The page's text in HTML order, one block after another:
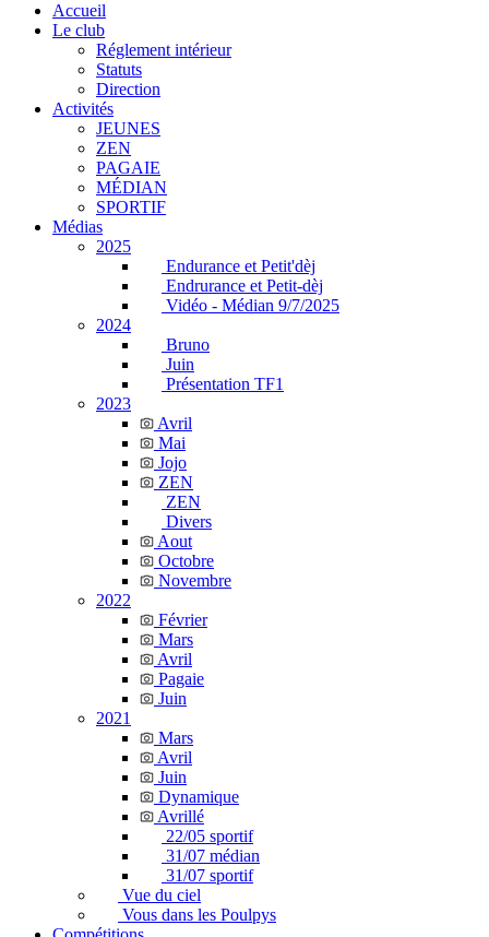
Accueil
Le club
Réglement intérieur
Statuts
Direction
Activités
JEUNES
ZEN
PAGAIE
MÉDIAN
SPORTIF
Médias
2025
Endurance et Petit'dèj
Endrurance et Petit-dèj
Vidéo - Médian 9/7/2025
2024
Bruno
Juin
Présentation TF1
2023
Avril
Mai
Jojo
ZEN
ZEN
Divers
Aout
Octobre
Novembre
2022
Février
Mars
Avril
Pagaie
Juin
2021
Mars
Avril
Juin
Dynamique
Avrillé
22/05 sportif
31/07 médian
31/07 sportif
Vue du ciel
Vous dans les Poulpys